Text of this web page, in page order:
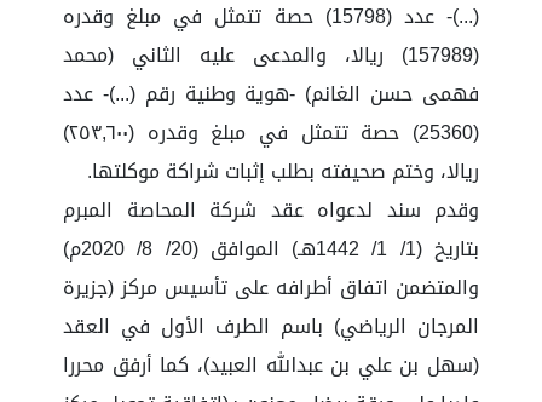
(...)- عدد (15798) حصة تتمثل في مبلغ وقدره
(157989) ريالا، والمدعى عليه الثاني (محمد
فهمى حسن الغانم) -هوية وطنية رقم (...)- عدد
(25360) حصة تتمثل في مبلغ وقدره (٢٥٣,٦٠٠)
ريالا، وختم صحيفته بطلب إثبات شراكة موكلتها.
وقدم سند لدعواه عقد شركة المحاصة المبرم
بتاريخ (1/ 1/ 1442هـ) الموافق (20/ 8/ 2020م)
والمتضمن اتفاق أطرافه على تأسيس مركز (جزيرة
المرجان الرياضي) باسم الطرف الأول في العقد
(سهل بن علي بن عبدالله العبيد)، كما أرفق محررا